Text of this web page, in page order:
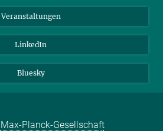
Veranstaltungen
LinkedIn
Bluesky
Max-Planck-Gesellschaft